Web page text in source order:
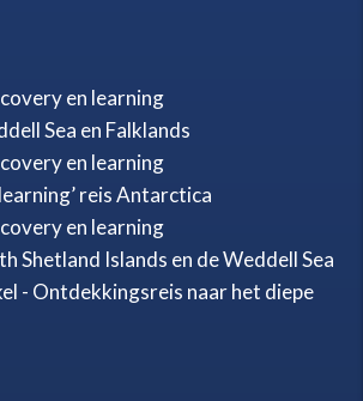
en learning
Sea en Falklands
en learning
reis Antarctica
en learning
Shetland Islands en de Weddell Sea
- Ontdekkingsreis naar het diepe